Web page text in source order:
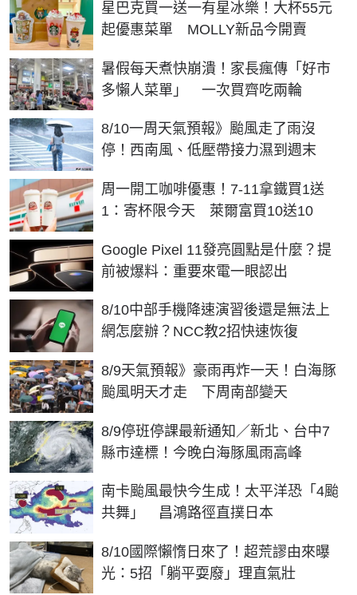
星巴克買一送一有星冰樂！大杯55元
起優惠菜單 MOLLY新品今開賣
暑假每天煮快崩潰！家長瘋傳「好市
多懶人菜單」 一次買齊吃兩輪
8/10一周天氣預報》颱風走了雨沒
停！西南風、低壓帶接力濕到週末
周一開工咖啡優惠！7-11拿鐵買1送
1：寄杯限今天 萊爾富買10送10
Google Pixel 11發亮圓點是什麼？提
前被爆料：重要來電一眼認出
8/10中部手機降速演習後還是無法上
網怎麼辦？NCC教2招快速恢復
8/9天氣預報》豪雨再炸一天！白海豚
颱風明天才走 下周南部變天
8/9停班停課最新通知／新北、台中7
縣市達標！今晚白海豚風雨高峰
南卡颱風最快今生成！太平洋恐「4颱
共舞」 昌鴻路徑直撲日本
8/10國際懶惰日來了！超荒謬由來曝
光：5招「躺平耍廢」理直氣壯